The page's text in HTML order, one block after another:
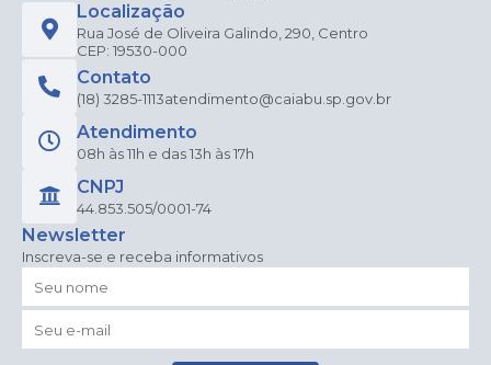
Localização
Rua José de Oliveira Galindo, 290, Centro
CEP: 19530-000
Contato
(18) 3285-1113atendimento@caiabu.sp.gov.br
Atendimento
08h às 11h e das 13h às 17h
CNPJ
44.853.505/0001-74
Newsletter
Inscreva-se e receba informativos